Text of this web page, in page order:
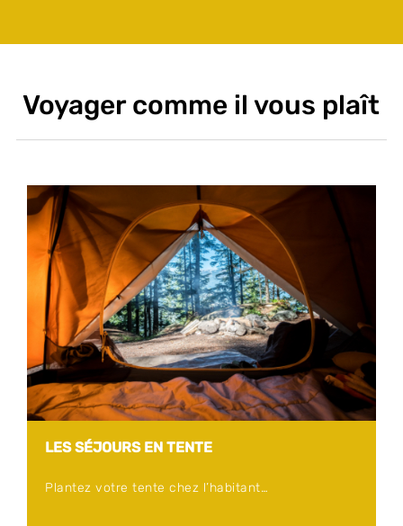
Voyager comme il vous plaît
LES SÉJOURS EN TENTE
Plantez votre tente chez l’habitant…